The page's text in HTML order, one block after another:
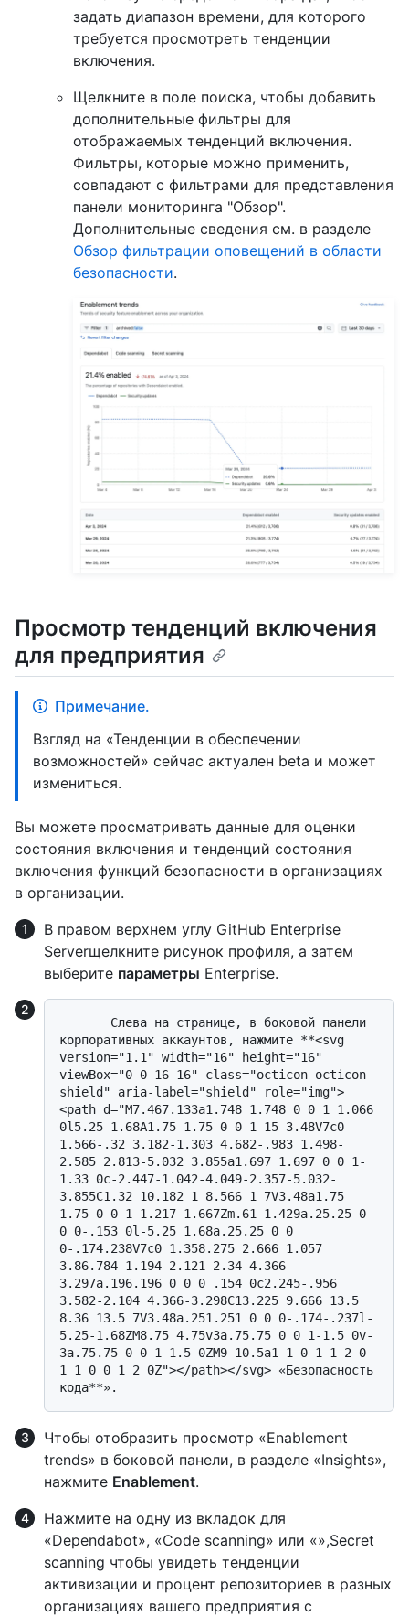
задать диапазон времени, для которого
требуется просмотреть тенденции
включения.
Щелкните в поле поиска, чтобы добавить
дополнительные фильтры для
отображаемых тенденций включения.
Фильтры, которые можно применить,
совпадают с фильтрами для представления
панели мониторинга "Обзор".
Дополнительные сведения см. в разделе
Обзор фильтрации оповещений в области
безопасности.
Просмотр тенденций включения
для предприятия
Примечание.
Взгляд на «Тенденции в обеспечении
возможностей» сейчас актуален beta и может
измениться.
Вы можете просматривать данные для оценки
состояния включения и тенденций состояния
включения функций безопасности в организациях
в организации.
В правом верхнем углу GitHub Enterprise
Serverщелкните рисунок профиля, а затем
выберите параметры Enterprise.
корпоративных аккаунтов, нажмите **<svg
version="1.1" width="16" height="16"
viewBox="0 0 16 16" class="octicon octicon-
shield" aria-label="shield" role="img">
<path d="M7.467.133a1.748 1.748 0 0 1 1.066
0l5.25 1.68A1.75 1.75 0 0 1 15 3.48V7c0
1.566-.32 3.182-1.303 4.682-.983 1.498-
2.585 2.813-5.032 3.855a1.697 1.697 0 0 1-
1.33 0c-2.447-1.042-4.049-2.357-5.032-
3.855C1.32 10.182 1 8.566 1 7V3.48a1.75
1.75 0 0 1 1.217-1.667Zm.61 1.429a.25.25 0
0 0-.153 0l-5.25 1.68a.25.25 0 0
0-.174.238V7c0 1.358.275 2.666 1.057
3.86.784 1.194 2.121 2.34 4.366
3.297a.196.196 0 0 0 .154 0c2.245-.956
3.582-2.104 4.366-3.298C13.225 9.666 13.5
8.36 13.5 7V3.48a.251.251 0 0 0-.174-.237l-
5.25-1.68ZM8.75 4.75v3a.75.75 0 0 1-1.5 0v-
3a.75.75 0 0 1 1.5 0ZM9 10.5a1 1 0 1 1-2 0
1 1 0 0 1 2 0Z"></path></svg> «Безопасность
Чтобы отобразить просмотр «Enablement
trends» в боковой панели, в разделе «Insights»,
нажмите Enablement.
Нажмите на одну из вкладок для
«Dependabot», «Code scanning» или «»,Secret
scanning чтобы увидеть тенденции
активизации и процент репозиториев в разных
организациях вашего предприятия с